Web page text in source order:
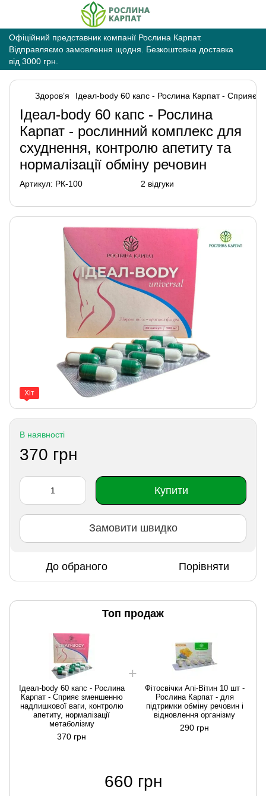
Офіційний представник компанії Рослина Карпат.
Відправляємо замовлення щодня. Безкоштовна доставка
від 3000 грн.
Здоровʼя Ідеал-body 60 капс - Рослина Карпат - Сприяє
Ідеал-body 60 капс - Рослина
Карпат - рослинний комплекс для
схуднення, контролю апетиту та
нормалізації обміну речовин
Артикул: РК-100 2 відгуки
Хіт
В наявності
370 грн
Купити
Замовити швидко
До обраного Порівняти
Топ продаж
Ідеал-body 60 капс - Рослина
Карпат - Сприяє зменшенню
надлишкової ваги, контролю
апетиту, нормалізації
метаболізму
370 грн
Фітосвічки Апі-Вітин 10 шт -
Рослина Карпат - для
підтримки обміну речовин і
відновлення організму
290 грн
660 грн